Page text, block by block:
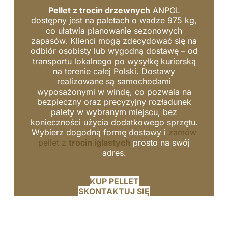
Pellet z trocin drzewnych ANPOL
dostępny jest na paletach o wadze 975 kg,
co ułatwia planowanie sezonowych
zapasów. Klienci mogą zdecydować się na
odbiór osobisty lub wygodną dostawę – od
transportu lokalnego po wysyłkę kurierską
na terenie całej Polski. Dostawy
realizowane są samochodami
wyposażonymi w windę, co pozwala na
bezpieczny oraz precyzyjny rozładunek
palety w wybranym miejscu, bez
konieczności użycia dodatkowego sprzętu.
Wybierz dogodną formę dostawy i zamów
pellet z trocin iglastych prosto na swój
adres.
KUP PELLET
SKONTAKTUJ SIĘ